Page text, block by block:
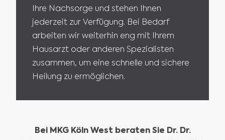
Ihre Nachsorge und stehen Ihnen
jederzeit zur Verfügung. Bei Bedarf
arbeiten wir weiterhin eng mit Ihrem
Hausarzt oder anderen Spezialisten
zusammen, um eine schnelle und sichere
Heilung zu ermöglichen.
Bei MKG Köln West beraten Sie Dr. Dr.